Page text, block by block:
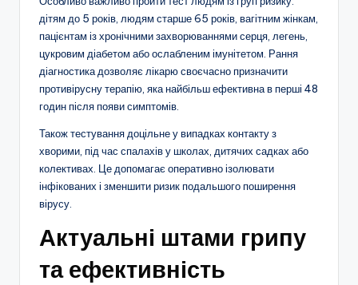
дітям до 5 років, людям старше 65 років, вагітним жінкам,
пацієнтам із хронічними захворюваннями серця, легень,
цукровим діабетом або ослабленим імунітетом. Рання
діагностика дозволяє лікарю своєчасно призначити
противірусну терапію, яка найбільш ефективна в перші 48
годин після появи симптомів.
Також тестування доцільне у випадках контакту з
хворими, під час спалахів у школах, дитячих садках або
колективах. Це допомагає оперативно ізолювати
інфікованих і зменшити ризик подальшого поширення
вірусу.
Актуальні штами грипу
та ефективність